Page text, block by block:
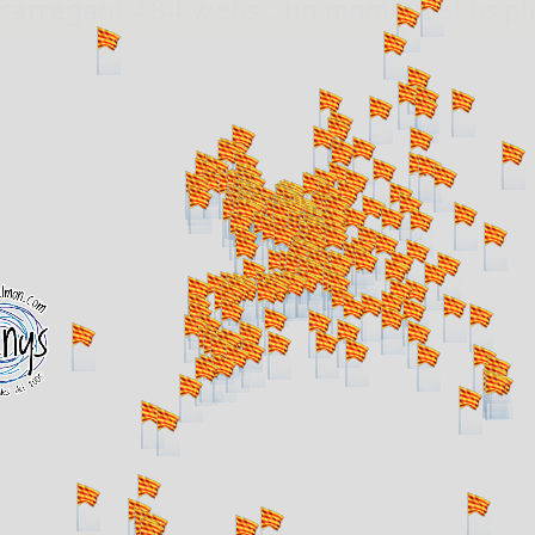
484 webs... un moment si us